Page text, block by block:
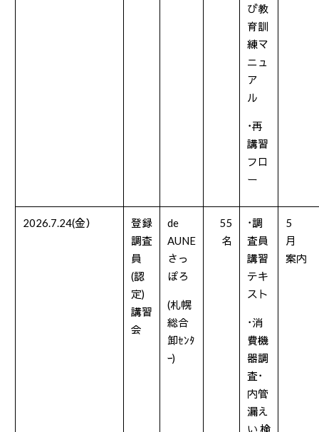
び教
育訓
練マ
ニュ
ア
ル
･再
講習
フロ
ー
2026.7.24(金）
登録
調査
員
(認
定)
講習
会
de
AUNE
さっ
ぽろ
(札幌
総合
卸ｾﾝﾀ
ｰ)
55
名
･調
査員
講習
テキ
スト
･消
費機
器調
査･
内管
漏え
い 検
5
月
案内